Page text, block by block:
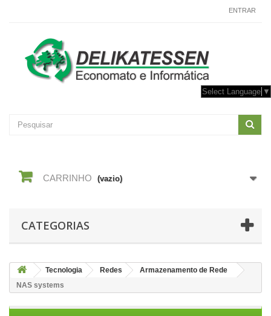
ENTRAR
Select Language ▼
CARRINHO (vazio)
CATEGORIAS
Tecnologia Redes
Armazenamento de Rede
NAS systems